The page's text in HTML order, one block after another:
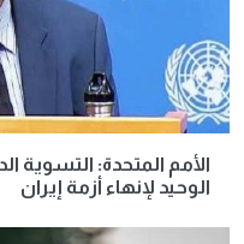
الأمم المتحدة: التسوية
الوحيد لإنهاء أزمة إيران